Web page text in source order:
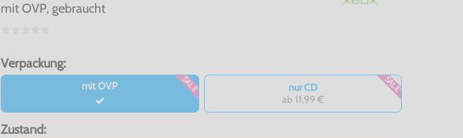
mit OVP, gebraucht
Verpackung:
mit OVP SALE
nur CD
ab 11,99 €
SALE
Zustand: